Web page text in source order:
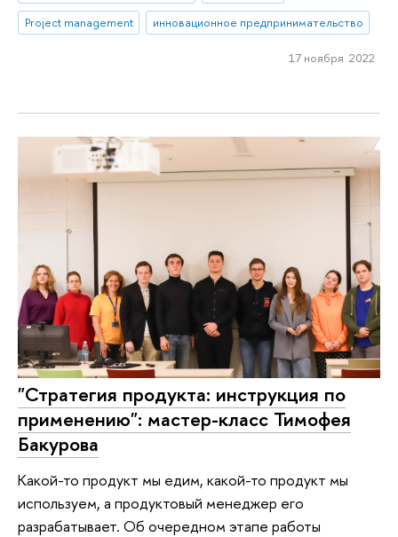
Project management
инновационное предпринимательство
17 ноября 2022
"Стратегия продукта: инструкция по
применению": мастер-класс Тимофея
Бакурова
Какой-то продукт мы едим, какой-то продукт мы
используем, а продуктовый менеджер его
разрабатывает. Об очередном этапе работы